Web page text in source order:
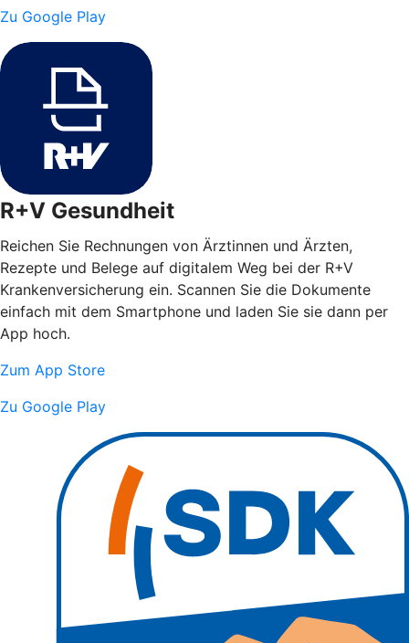
Zu Google Play
R+V Gesundheit
Reichen Sie Rechnungen von Ärztinnen und Ärzten,
Rezepte und Belege auf digitalem Weg bei der R+V
Krankenversicherung ein. Scannen Sie die Dokumente
einfach mit dem Smartphone und laden Sie sie dann per
App hoch.
Zum App Store
Zu Google Play